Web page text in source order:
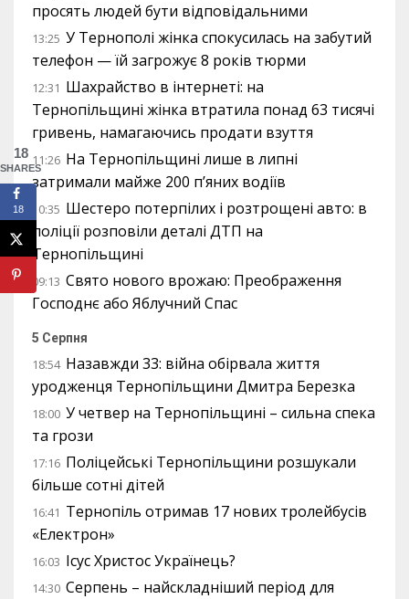
просять людей бути відповідальними
13:25 У Тернополі жінка спокусилась на забутий
телефон — їй загрожує 8 років тюрми
12:31 Шахрайство в інтернеті: на
Тернопільщині жінка втратила понад 63 тисячі
гривень, намагаючись продати взуття
11:26 На Тернопільщині лише в липні
затримали майже 200 п’яних водіїв
10:35 Шестеро потерпілих і розтрощені авто: в
поліції розповіли деталі ДТП на
Тернопільщині
09:13 Свято нового врожаю: Преображення
Господнє або Яблучний Спас
5 Серпня
18:54 Назавжди 33: війна обірвала життя
уродженця Тернопільщини Дмитра Березка
18:00 У четвер на Тернопільщині – сильна спека
та грози
17:16 Поліцейські Тернопільщини розшукали
більше сотні дітей
16:41 Тернопіль отримав 17 нових тролейбусів
«Електрон»
16:03 Ісус Христос Українець?
14:30 Серпень – найскладніший період для
18
SHARES
18